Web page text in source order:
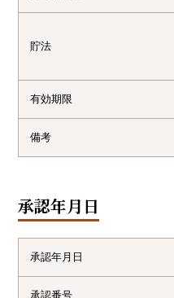
貯法
有効期限
備考
承認年月日
承認年月日
承認番号